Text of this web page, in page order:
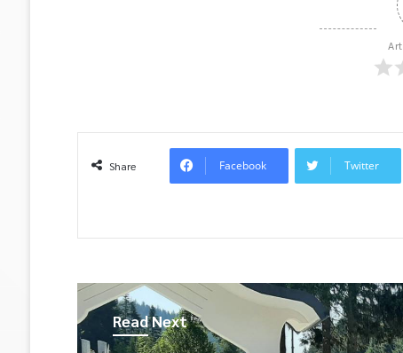
Share Facebook Twitter
Read Next